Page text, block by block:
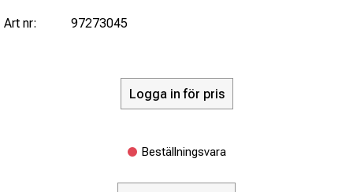
Art nr: 97273045
Logga in för pris
Beställningsvara